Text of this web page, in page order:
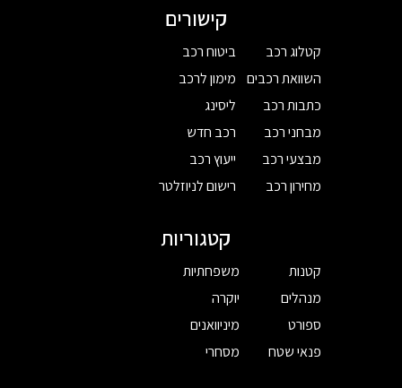
קישורים
קטלוג רכב
השוואת רכבים
כתבות רכב
מבחני רכב
מבצעי רכב
מחירון רכב
ביטוח רכב
מימון לרכב
ליסינג
רכב חדש
ייעוץ רכב
רישום לניוזלטר
קטגוריות
קטנות
מנהלים
ספורט
פנאי שטח
משפחתיות
יוקרה
מיניוואנים
מסחרי